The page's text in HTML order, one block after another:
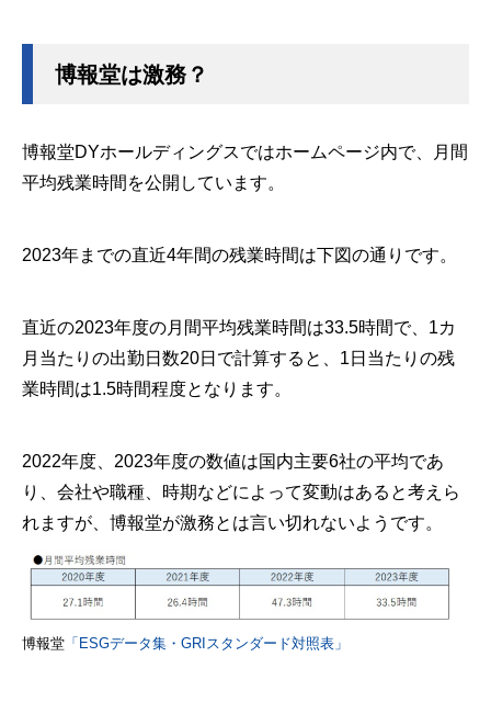
博報堂は激務？
博報堂DYホールディングスではホームページ内で、月間
平均残業時間を公開しています。
2023年までの直近4年間の残業時間は下図の通りです。
直近の2023年度の月間平均残業時間は33.5時間で、1カ
月当たりの出勤日数20日で計算すると、1日当たりの残
業時間は1.5時間程度となります。
2022年度、2023年度の数値は国内主要6社の平均であ
り、会社や職種、時期などによって変動はあると考えら
れますが、博報堂が激務とは言い切れないようです。
博報堂 「ESGデータ集・GRIスタンダード対照表」